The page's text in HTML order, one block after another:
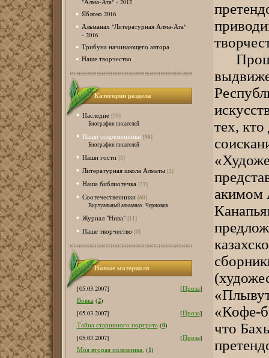
Яблоко 2016
Альманах "Литературная Алма-Ата"
- 2016
Трибуна начинающего автора
Наше творчество
Категории раздела
Наследие [59]
Биографии писателей
Наши современники [98]
Биографии писателей
Наши гости [3]
Литературная школа Алматы [2]
Наша библиотечка [37]
Соотечественники [60]
Виртуальный альманах. Черновик.
Журнал "Нива" [11]
Наше творчество [0]
Новые материалв
[05.03.2007] [Проза]
Вовка (2)
[05.03.2007]
[Проза]
Тайна старинного портрета (0)
[05.03.2007]
[Проза]
Моя вторая половинка. (1)
тех,
акимом
«Кофе-
что